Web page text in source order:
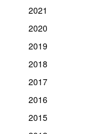
2021
2020
2019
2018
2017
2016
2015